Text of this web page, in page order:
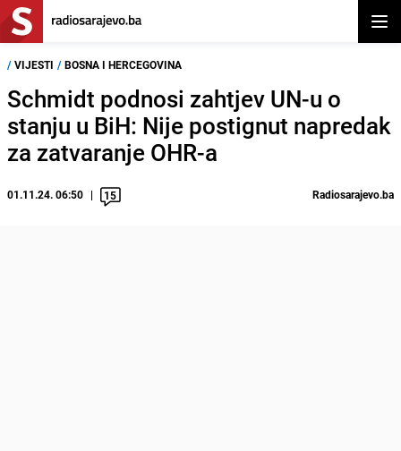
/ VIJESTI / BOSNA I HERCEGOVINA
Schmidt podnosi zahtjev UN-u o
stanju u BiH: Nije postignut napredak
za zatvaranje OHR-a
01.11.24. 06:50 15 Radiosarajevo.ba